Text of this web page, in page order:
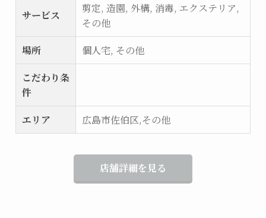
サービス
剪定, 造園, 外構, 消毒, エクステリア,
その他
場所
個人宅, その他
こだわり条
件
エリア
広島市佐伯区,その他
店舗詳細を見る